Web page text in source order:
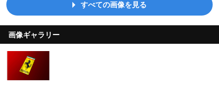
すべての画像を見る
画像ギャラリー